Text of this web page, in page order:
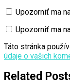
Upozorniť ma
Upozorniť ma
Táto stránka
údaje o vašich
Related